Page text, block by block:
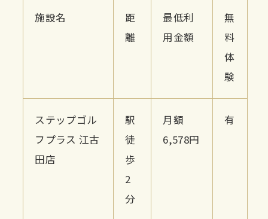
施設名
距
離
最低利
用金額
無
料
体
験
ステップゴル
フプラス 江古
田店
駅
徒
歩
2
分
月額
6,578円
有